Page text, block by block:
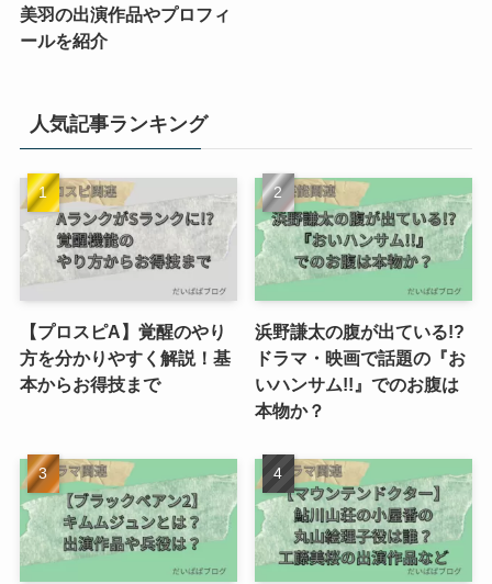
美羽の出演作品やプロフィ
ールを紹介
人気記事ランキング
【プロスピA】覚醒のやり
方を分かりやすく解説！基
本からお得技まで
浜野謙太の腹が出ている!?
ドラマ・映画で話題の『お
いハンサム!!』でのお腹は
本物か？